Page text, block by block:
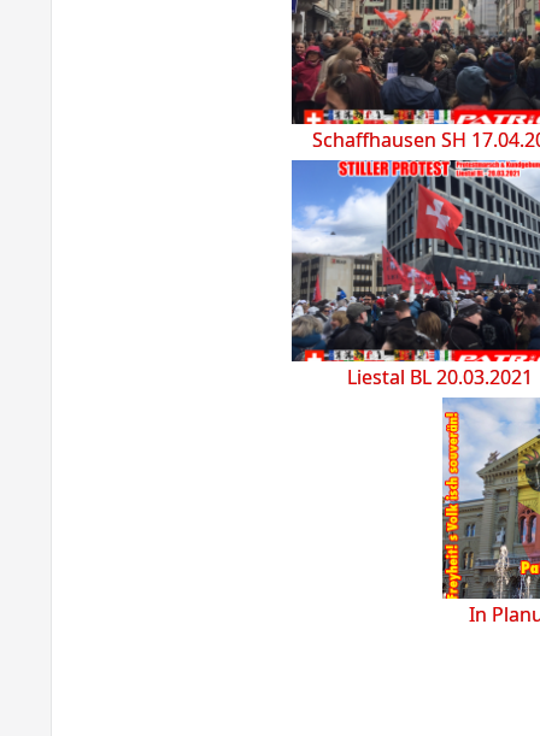
Schaffhausen SH
Liestal BL 20.03.2021
In